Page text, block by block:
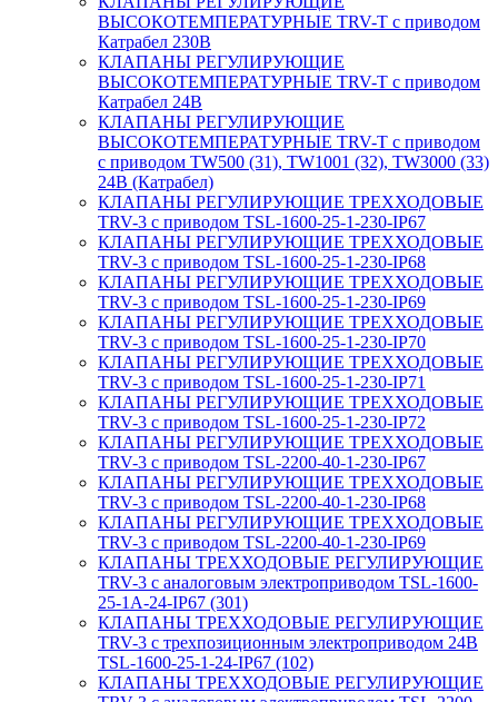
ВЫСОКОТЕМПЕРАТУРНЫЕ TRV-T с приводом
Катрабел 230В
КЛАПАНЫ РЕГУЛИРУЮЩИЕ
ВЫСОКОТЕМПЕРАТУРНЫЕ TRV-T с приводом
Катрабел 24В
КЛАПАНЫ РЕГУЛИРУЮЩИЕ
ВЫСОКОТЕМПЕРАТУРНЫЕ TRV-T с приводом
с приводом TW500 (31), TW1001 (32), TW3000 (33)
24В (Катрабел)
КЛАПАНЫ РЕГУЛИРУЮЩИЕ ТРЕХХОДОВЫЕ
TRV-3 с приводом TSL-1600-25-1-230-IP67
КЛАПАНЫ РЕГУЛИРУЮЩИЕ ТРЕХХОДОВЫЕ
TRV-3 с приводом TSL-1600-25-1-230-IP68
КЛАПАНЫ РЕГУЛИРУЮЩИЕ ТРЕХХОДОВЫЕ
TRV-3 с приводом TSL-1600-25-1-230-IP69
КЛАПАНЫ РЕГУЛИРУЮЩИЕ ТРЕХХОДОВЫЕ
TRV-3 с приводом TSL-1600-25-1-230-IP70
КЛАПАНЫ РЕГУЛИРУЮЩИЕ ТРЕХХОДОВЫЕ
TRV-3 с приводом TSL-1600-25-1-230-IP71
КЛАПАНЫ РЕГУЛИРУЮЩИЕ ТРЕХХОДОВЫЕ
TRV-3 с приводом TSL-1600-25-1-230-IP72
КЛАПАНЫ РЕГУЛИРУЮЩИЕ ТРЕХХОДОВЫЕ
TRV-3 с приводом TSL-2200-40-1-230-IP67
КЛАПАНЫ РЕГУЛИРУЮЩИЕ ТРЕХХОДОВЫЕ
TRV-3 с приводом TSL-2200-40-1-230-IP68
КЛАПАНЫ РЕГУЛИРУЮЩИЕ ТРЕХХОДОВЫЕ
TRV-3 с приводом TSL-2200-40-1-230-IP69
КЛАПАНЫ ТРЕХХОДОВЫЕ РЕГУЛИРУЮЩИЕ
TRV-3 с аналоговым электроприводом TSL-1600-
25-1А-24-IP67 (301)
КЛАПАНЫ ТРЕХХОДОВЫЕ РЕГУЛИРУЮЩИЕ
TRV-3 с трехпозиционным электроприводом 24В
TSL-1600-25-1-24-IP67 (102)
КЛАПАНЫ ТРЕХХОДОВЫЕ РЕГУЛИРУЮЩИЕ